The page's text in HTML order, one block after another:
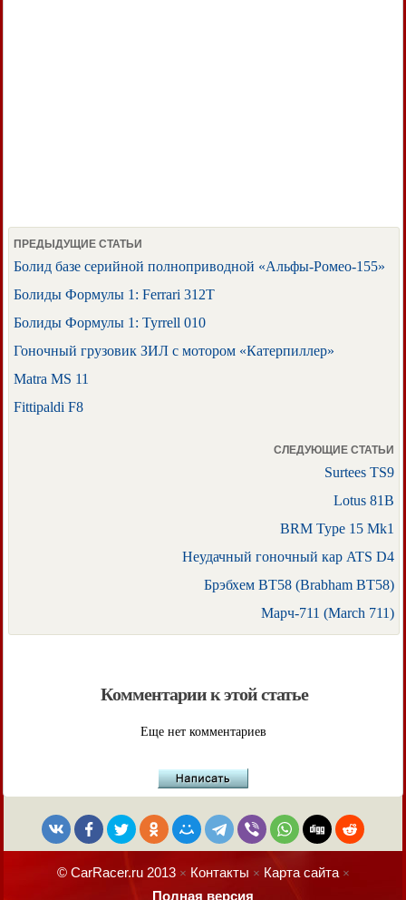
ПРЕДЫДУЩИЕ СТАТЬИ
Болид базе серийной полноприводной «Альфы-Ромео-155»
Болиды Формулы 1: Ferrari 312T
Болиды Формулы 1: Tyrrell 010
Гоночный грузовик ЗИЛ с мотором «Катерпиллер»
Matra MS 11
Fittipaldi F8
СЛЕДУЮЩИЕ СТАТЬИ
Surtees TS9
Lotus 81B
BRM Type 15 Mk1
Неудачный гоночный кар ATS D4
Брэбхем BT58 (Brabham BT58)
Марч-711 (March 711)
Комментарии к этой статье
Еще нет комментариев
© CarRacer.ru 2013× Контакты × Карта сайта×
Полная версия